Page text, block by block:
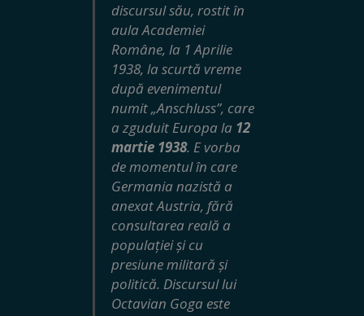
discursul său, rostit în
aula Academiei
Române, la 1 Aprilie
1938, la scurtă vreme
după evenimentul
numit „Anschluss”, care
a zguduit Europa la 12
martie 1938. E vorba
de momentul în care
Germania nazistă a
anexat Austria, fără
consultarea reală a
populației și cu
presiune militară și
politică. Discursul lui
Octavian Goga este